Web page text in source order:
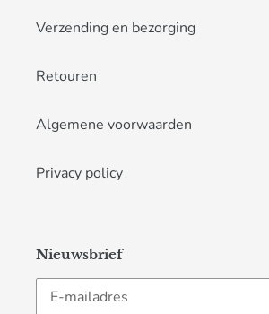
Verzending en bezorging
Retouren
Algemene voorwaarden
Privacy policy
Nieuwsbrief